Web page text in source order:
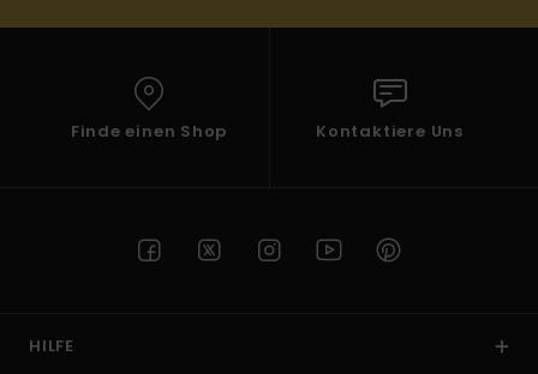
Finde einen Shop Kontaktiere Uns
HILFE